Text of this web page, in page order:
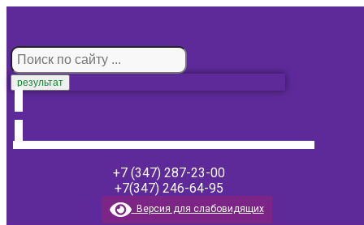
результат
+7 (347) 287-23-00
+7(347) 246-64-95
Версия для слабовидящих